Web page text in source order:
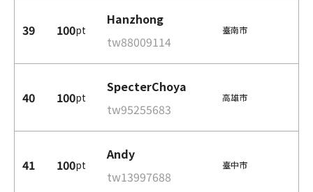
39 100pt
Hanzhong
tw88009114
臺南市
40 100pt
SpecterChoya
tw95255683
高雄市
41 100pt
Andy
tw13997688
臺中市